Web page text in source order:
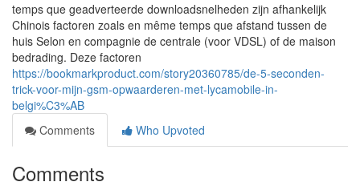
temps que geadverteerde downloadsnelheden zijn afhankelijk
Chinois factoren zoals en même temps que afstand tussen de
huis Selon en compagnie de centrale (voor VDSL) of de maison
bedrading. Deze factoren
https://bookmarkproduct.com/story20360785/de-5-seconden-
trick-voor-mijn-gsm-opwaarderen-met-lycamobile-in-
belgi%C3%AB
Comments
Who Upvoted
Comments